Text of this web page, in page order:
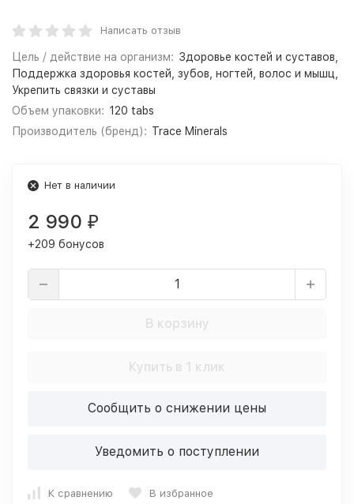
Написать отзыв
Цель / действие на организм: Здоровье костей и суставов,
Поддержка здоровья костей, зубов, ногтей, волос и мышц,
Укрепить связки и суставы
Объем упаковки: 120 tabs
Производитель (бренд): Trace Minerals
Нет в наличии
2 990 ₽
+209 бонусов
В корзину
Купить в 1 клик
Сообщить о снижении цены
Уведомить о поступлении
К сравнению В избранное